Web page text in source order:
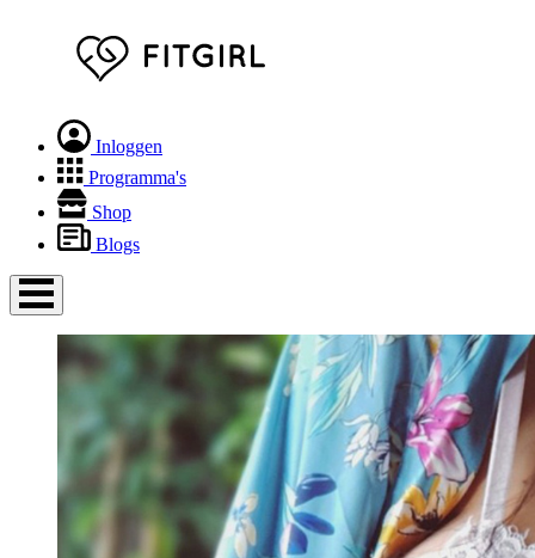
Inloggen
Programma's
Shop
Blogs